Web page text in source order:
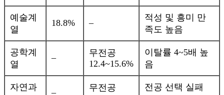
예술계
열
18.8% –
적성 및 흥미 만
족도 높음
공학계
열
–
무전공
12.4~15.6%
이탈률 4~5배 높
음
자연과
–
무전공
전공 선택 실패